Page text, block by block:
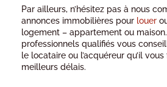
Par ailleurs, n’hésitez pas à nous
annonces immobilières pour louer
logement – appartement ou
professionnels qualifiés vous
le locataire ou l’acquéreur qu’il
meilleurs délais.